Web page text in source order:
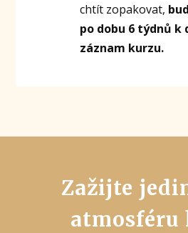
chtít zopakovat,
po dobu 6 týdnů k
záznam kurzu.
Zažijte
atmosféru